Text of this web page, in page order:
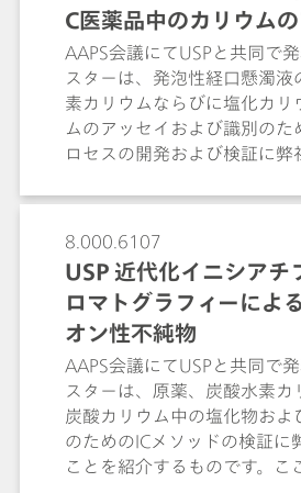
や、製薬出発物質から最終製
までも測定するためのUSP認
ドです。このポスターでは、
的な例が示されています。
C医薬品中のカリウム
AAPS会議にてUSPと共同で
スターは、発泡性経口懸濁液
素カリウムならびに塩化カリ
ムのアッセイおよび識別のた
ロセスの開発および検証に弊
トグラフィー条件は、発泡性
のマグネシウム、カルシウム
およびアンモニウムなどとい
陽イオン性の不純物にも用い
す。アッセイおよび識別のた
マトグラフィーメソッドは
ロー全体を簡易化します。
8.000.6107
USP 近代化イニシアチ
ロマトグラフィーによ
オン性不純物
AAPS会議にてUSPと共同で
スターは、原薬、炭酸水素カ
炭酸カリウム中の塩化物およ
のためのICメソッドの検証に
ことを紹介するものです。こ